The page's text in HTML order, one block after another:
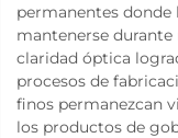
permanentes donde
mantenerse durante
claridad óptica
procesos de
finos permanezcan
los productos de